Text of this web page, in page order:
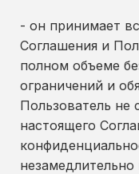
- он принимает
Соглашения и
полном объеме
ограничений и
Пользователь не
настоящего